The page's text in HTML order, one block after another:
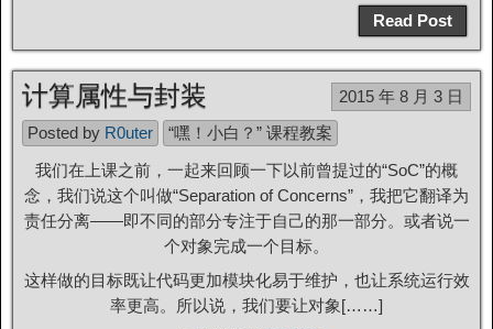
Read Post
计算属性与封装
2015 年 8 月 3 日
Posted by R0uter
“嘿！小白？” 课程教案
我们在上课之前，一起来回顾一下以前曾提过的“SoC”的概
念，我们说这个叫做“Separation of Concerns”，我把它翻译为
责任分离——即不同的部分专注于自己的那一部分。或者说一
个对象完成一个目标。
这样做的目标既让代码更加模块化易于维护，也让系统运行效
率更高。所以说，我们要让对象[……]